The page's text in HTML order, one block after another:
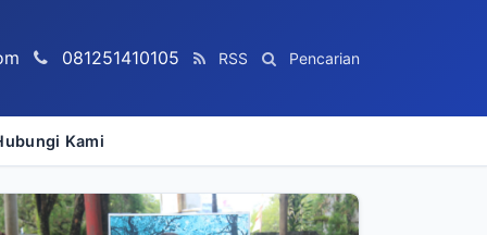
081251410105 RSS Pencarian
Kami